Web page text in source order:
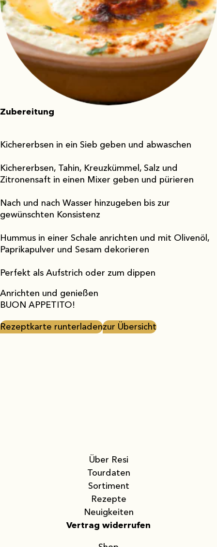
​Zubereitung
Kichererbsen in ein Sieb geben und abwaschen
Kichererbsen, Tahin, Kreuzkümmel, Salz und
Zitronensaft in einen Mixer geben und pürieren
Nach und nach Wasser hinzugeben bis zur
gewünschten Konsistenz
Hummus in einer Schale anrichten und mit Olivenöl,
Paprikapulver und Sesam dekorieren
Perfekt als Aufstrich oder zum dippen
Anrichten und genießen
BUON APPETITO!
Rezeptkarte runterladenzur Übersicht
Über Resi
Tourdaten
Sortiment
Rezepte
Neuigkeiten
Vertrag widerrufen